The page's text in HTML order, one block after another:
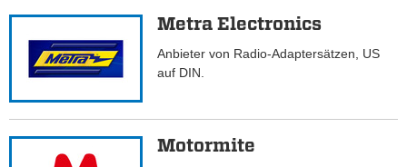
Metra Electronics
Anbieter von Radio-Adaptersätzen, US
auf DIN.
Motormite